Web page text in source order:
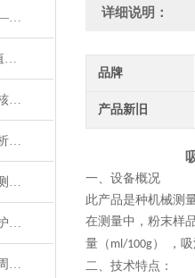
不只测推力，更测稳定性——注射器滑动性能测试仪全面解析
理涛 LT-F1000 碳酸钙吸油值测试仪 介绍说明
腹部穿刺器穿刺性能测试仪核心测试指标：穿刺力、峰值力、穿透力解析
球囊综合性能测试仪功能解析：额定爆破压（RBP）、顺应性、疲劳强度
汽车内饰水平燃烧测试仪：测试步骤、试样制备与结果判读
救援靴阻燃性能测试仪：守护救援人员足部安全的检测装备
呼吸阀气密性测试仪的校准周期与重要性
详细说明：
品牌
产品新旧
一、设备概况
此产品是种机械测
在测量中，粉末样
量（ ml/100g） ，
二、技术特点：